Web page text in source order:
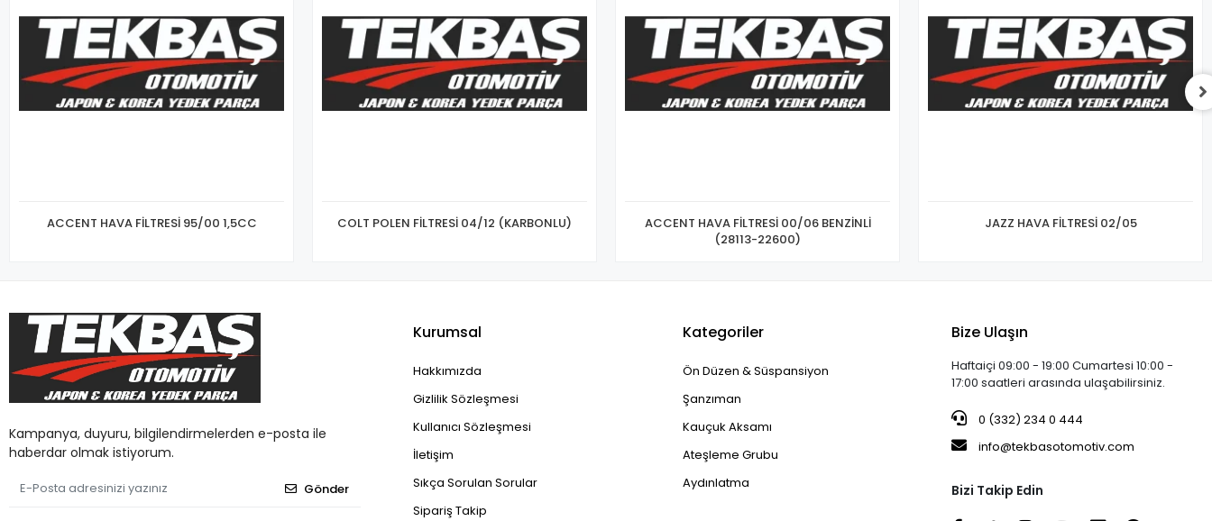
ACCENT HAVA FİLTRESİ 95/00 1,5CC COLT POLEN FİLTRESİ 04/12 (KARBONLU)
ACCENT HAVA FİLTRESİ 00/06 BENZİNLİ
(28113-22600)
JAZZ HAVA FİLTRESİ 02/05
Kampanya, duyuru, bilgilendirmelerden e-posta ile
haberdar olmak istiyorum.
Gönder
Kurumsal
Hakkımızda
Gizlilik Sözleşmesi
Kullanıcı Sözleşmesi
İletişim
Sıkça Sorulan Sorular
Sipariş Takip
Kategoriler
Ön Düzen & Süspansiyon
Şanzıman
Kauçuk Aksamı
Ateşleme Grubu
Aydınlatma
Bize Ulaşın
Haftaiçi 09:00 - 19:00 Cumartesi 10:00 -
17:00 saatleri arasında ulaşabilirsiniz.
0 (332) 234 0 444
info@tekbasotomotiv.com
Bizi Takip Edin